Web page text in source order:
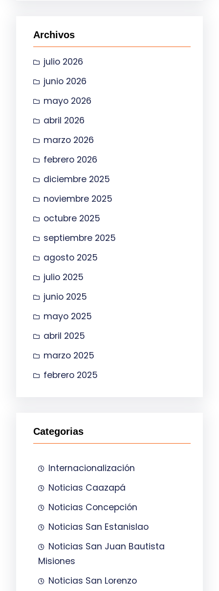
a
Archivos
julio 2026
junio 2026
mayo 2026
abril 2026
marzo 2026
febrero 2026
diciembre 2025
noviembre 2025
octubre 2025
septiembre 2025
agosto 2025
julio 2025
junio 2025
mayo 2025
abril 2025
marzo 2025
febrero 2025
Categorias
Internacionalización
Noticias Caazapá
Noticias Concepción
Noticias San Estanislao
Noticias San Juan Bautista
Misiones
Noticias San Lorenzo